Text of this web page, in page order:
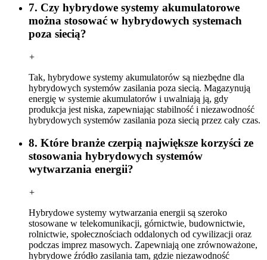
7. Czy hybrydowe systemy akumulatorowe
można stosować w hybrydowych systemach
poza siecią?
+
Tak, hybrydowe systemy akumulatorów są niezbędne dla
hybrydowych systemów zasilania poza siecią. Magazynują
energię w systemie akumulatorów i uwalniają ją, gdy
produkcja jest niska, zapewniając stabilność i niezawodność
hybrydowych systemów zasilania poza siecią przez cały czas.
8. Które branże czerpią największe korzyści ze
stosowania hybrydowych systemów
wytwarzania energii?
+
Hybrydowe systemy wytwarzania energii są szeroko
stosowane w telekomunikacji, górnictwie, budownictwie,
rolnictwie, społecznościach oddalonych od cywilizacji oraz
podczas imprez masowych. Zapewniają one zrównoważone,
hybrydowe źródło zasilania tam, gdzie niezawodność